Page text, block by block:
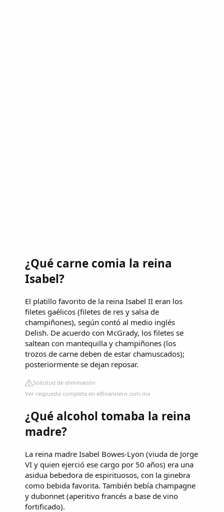
¿Qué carne comia la reina
Isabel?
El platillo favorito de la reina Isabel II eran los
filetes gaélicos (filetes de res y salsa de
champiñones), según contó al medio inglés
Delish. De acuerdo con McGrady, los filetes se
saltean con mantequilla y champiñones (los
trozos de carne deben de estar chamuscados);
posteriormente se dejan reposar.
Solicitud de eliminación
Ver respuesta completa en elfinanciero.com.mx
¿Qué alcohol tomaba la reina
madre?
La reina madre Isabel Bowes-Lyon (viuda de Jorge
VI y quien ejerció ese cargo por 50 años) era una
asidua bebedora de espirituosos, con la ginebra
como bebida favorita. También bebía champagne
y dubonnet (aperitivo francés a base de vino
fortificado).